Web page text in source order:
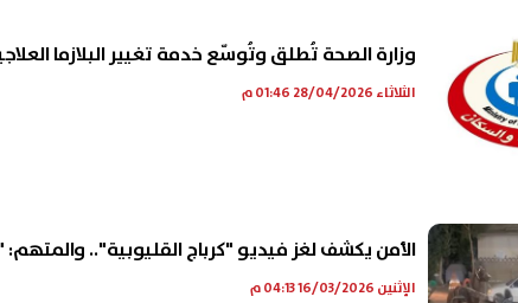
وزارة الصحة تُطلق وتُوسّع خدمة تغيير البلازما
الثلاثاء 28/04/2026 01:46 م
الأمن يكشف لغز فيديو "كرباج القليوبية"..
الإثنين 16/03/2026 04:13 م